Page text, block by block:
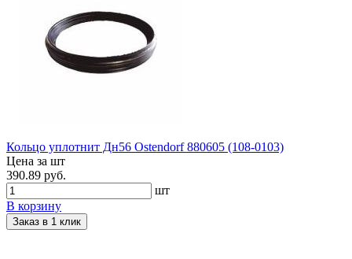
Кольцо уплотнит Дн56 Ostendorf 880605 (108-0103)
Цена за шт
390.89 руб.
шт
В корзину
Заказ в 1 клик